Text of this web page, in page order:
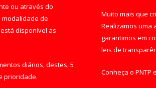
ou através do
modalidade de
disponível as
diários, destes, 5
prioridade.
Muito mais que
Realizamos uma
garantimos em
leis de
Conheça o PNTP